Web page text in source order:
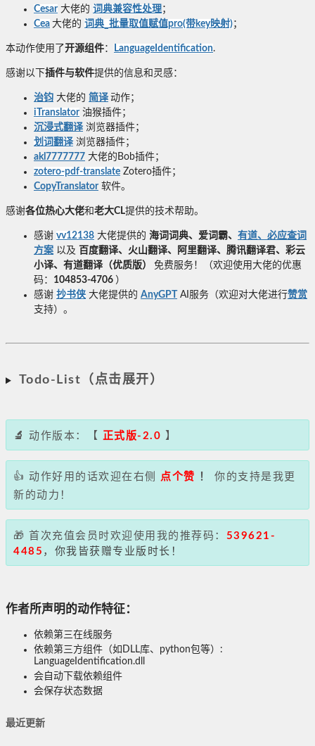
Cesar大佬的 词典兼容性处理；
Cea 大佬的 词典_批量取值赋值pro(带key映射)；
本动作使用了 开源组件： LanguageIdentification.
感谢以下插件与软件提供的信息和灵感：
治钧 大佬的 简译 动作；
iTranslator油猴插件；
沉浸式翻译 浏览器插件；
划词翻译 浏览器插件；
akl7777777 大佬的Bob插件；
zotero-pdf-translate Zotero插件；
CopyTranslator软件。
感谢各位热心大佬和老大CL提供的技术帮助。
感谢 vv12138 大佬提供的 海词词典、爱词霸、 有道、必应查词
方案 以及 百度翻译、火山翻译、阿里翻译、腾讯翻译君、彩云
小译、有道翻译（优质版） 免费服务！（欢迎使用大佬的优惠
码： 104853-4706 ）
感谢 抄书侠 大佬提供的 AnyGPT AI服务（欢迎对大佬进行赞赏
支持）。
Todo-List（点击展开）
🔬 动作版本：【 正式版-2.0 】
👍 动作好用的话欢迎在右侧 点个赞 ！
你的支持是我更
新的动力！
🎁 首次充值会员时欢迎使用我的推荐码： 539621-
4485 ，你我皆获赠专业版时长！
作者所声明的动作特征：
依赖第三在线服务
依赖第三方组件（如DLL库、python包等）:
LanguageIdentification.dll
会自动下载依赖组件
会保存状态数据
最近更新